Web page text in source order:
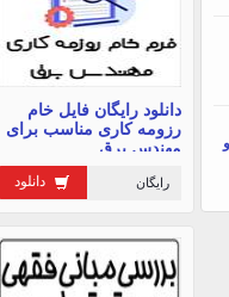
دانلود رایگان فایل خام
رزومه کاری مناسب برای
مهندس برق
دانلود رایگان